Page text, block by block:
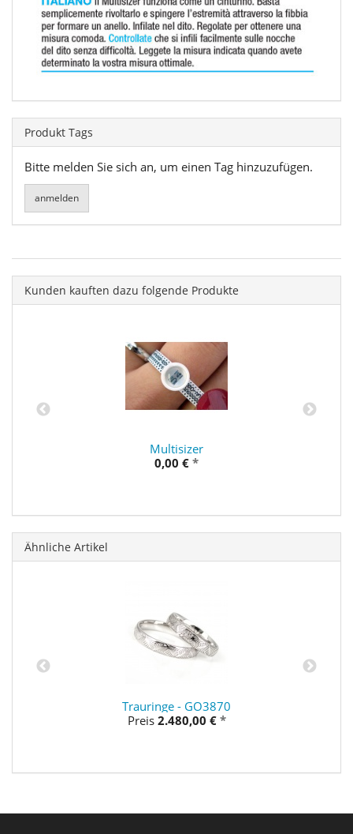
Produkt Tags
Bitte melden Sie sich an, um einen Tag hinzuzufügen.
Kunden kauften dazu folgende Produkte
Multisizer
0,00 € *
Ähnliche Artikel
Trauringe - GO3870
Preis 2.480,00 € *